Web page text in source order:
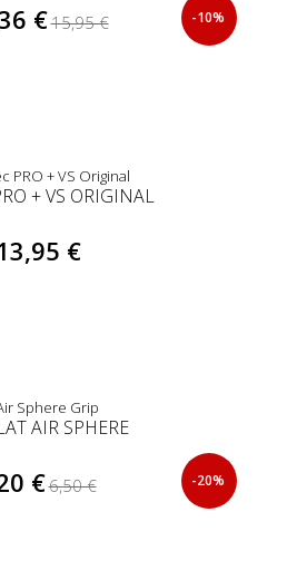
€15,95 € -10%
+ VS ORIGINAL
€
AIR SPHERE
€6,50 € -20%